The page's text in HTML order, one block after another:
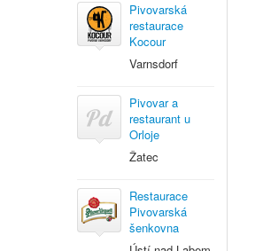
Pivovarská
restaurace
Kocour
Varnsdorf
Pivovar a
restaurant u
Orloje
Žatec
Restaurace
Pivovarská
šenkovna